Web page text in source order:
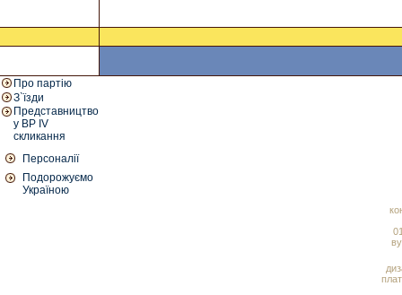
Про партію
З`їзди
Представництво
у ВР IV
скликання
Персоналії
Подорожуємо
Україною